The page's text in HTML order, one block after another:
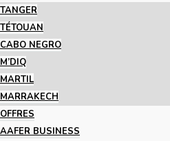
TANGER
TÉTOUAN
CABO NEGRO
M’DIQ
MARTIL
MARRAKECH
OFFRES
AAFER BUSINESS